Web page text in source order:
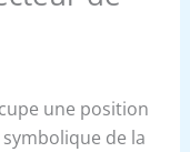
une position
de la